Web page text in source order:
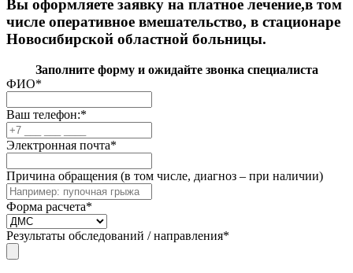
Вы оформляете заявку на платное лечение,в том
числе оперативное вмешательство, в стационаре
Новосибирской областной больницы.
Заполните форму и ожидайте звонка специалиста
ФИО*
Ваш телефон:*
Электронная почта*
Причина обращения (в том числе, диагноз – при наличии)
Форма расчета*
Результаты обследований / направления*